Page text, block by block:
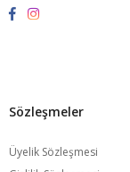
Sözleşmeler
Üyelik Sözleşmesi